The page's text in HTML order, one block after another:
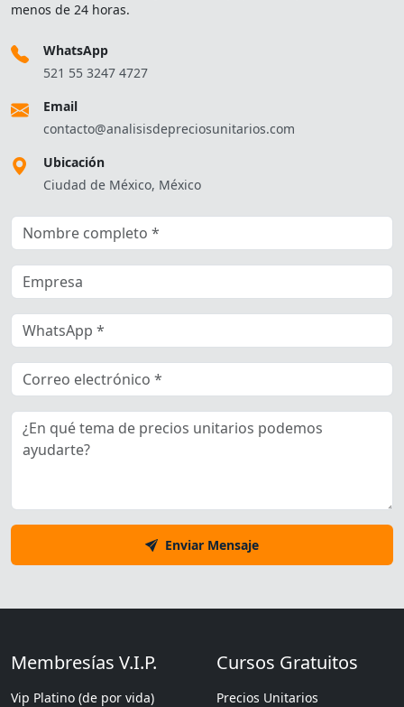
menos de 24 horas.
WhatsApp
521 55 3247 4727
Email
contacto@analisisdepreciosunitarios.com
Ubicación
Ciudad de México, México
Enviar Mensaje
Membresías V.I.P.
Vip Platino (de por vida)
Cursos Gratuitos
Precios Unitarios